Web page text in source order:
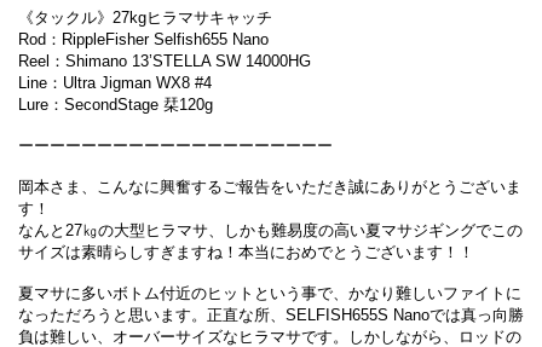
《タックル》27kgヒラマサキャッチ
Rod：RippleFisher Selfish655 Nano
Reel：Shimano 13’STELLA SW 14000HG
Line：Ultra Jigman WX8 #4
Lure：SecondStage 栞120g
ーーーーーーーーーーーーーーーーーーーー
岡本さま、こんなに興奮するご報告をいただき誠にありがとうございま
す！
なんと27㎏の大型ヒラマサ、しかも難易度の高い夏マサジギングでこの
サイズは素晴らしすぎますね！本当におめでとうございます！！
夏マサに多いボトム付近のヒットという事で、かなり難しいファイトに
なっただろうと思います。正直な所、SELFISH655S Nanoでは真っ向勝
負は難しい、オーバーサイズなヒラマサです。しかしながら、ロッドの